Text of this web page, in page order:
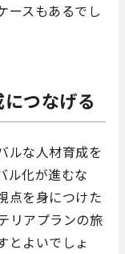
ースもあるでし
つなげる
ルな人材育成を
ル化が進むな
点を身につけた
リアプランの旅
とよいでしょ